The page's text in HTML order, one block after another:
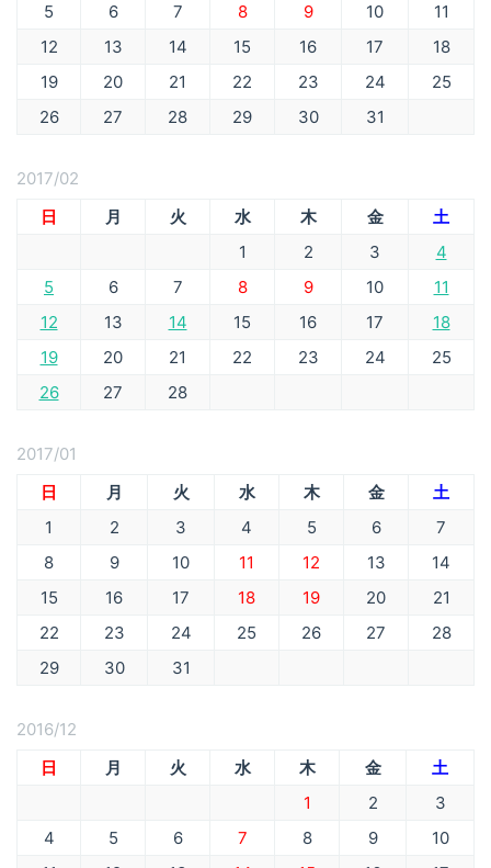
5
6 7 8 9 10
11
12
13 14 15 16 17
18
19
20 21 22 23 24
25
26
27 28 29 30 31
2017/02
日
月 火 水 木 金
土
1
2 3
4
5
6 7 8 9 10
11
12
13 14 15 16 17
18
19
20 21 22 23 24
25
26
27 28
2017/01
日
月 火 水 木 金
土
1
2 3 4 5 6
7
8
9 10 11 12 13
14
15
16 17 18 19 20
21
22
23 24 25 26 27
28
29
30 31
2016/12
日
月 火 水 木 金
土
1
2
3
4
5 6 7 8 9
10